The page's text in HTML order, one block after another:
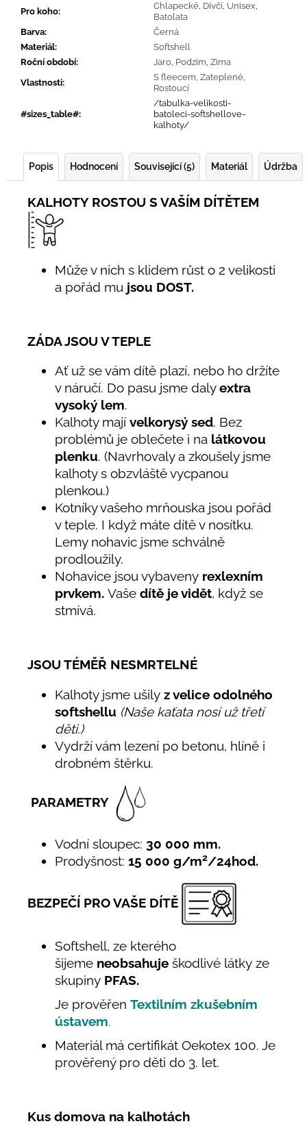
Pro koho:
Chlapecké, Dívčí, Unisex,
Batolata
Barva:
Černá
Materiál:
Softshell
Roční období: Jaro, Podzim, Zima
Vlastnosti:
S fleecem, Zateplené,
Rostoucí
#sizes_table#:
/tabulka-velikosti-
batoleci-softshellove-
kalhoty/
Popis Hodnocení Související (5) Materiál Údržba
KALHOTY ROSTOU S VAŠÍM DÍTĚTEM
Může v nich s klidem růst o 2 velikosti
a pořád mu jsou DOST.
ZÁDA JSOU V TEPLE
Ať už se vám dítě plazí, nebo ho držíte
v náručí. Do pasu jsme dalyextra
vysoký lem.
Kalhoty mají velkorysý sed. Bez
problémů je oblečete i na látkovou
plenku. (Navrhovaly a zkoušely jsme
kalhoty s obzvláště vycpanou
plenkou.)
Kotníky vašeho mrňouska jsou pořád
v teple. I když máte dítě v nosítku.
Lemy nohavic jsme schválně
prodloužily.
Nohavice jsou vybaveny rexlexním
prvkem. Vaše dítě je vidět, když se
stmívá.
JSOU TÉMĚŘ NESMRTELNÉ
Kalhoty jsme ušily z velice odolného
softshellu (Naše kaťata nosí už třetí
děti.)
Vydrží vám lezení po betonu, hlíně i
drobném štěrku.
PARAMETRY
Vodní sloupec: 30 000 mm.
Prodyšnost: 15 000 g/m2/24hod.
BEZPEČÍ PRO VAŠE DÍTĚ
Softshell, ze kterého
šijeme neobsahuje škodlivé látky ze
skupiny PFAS.
Je prověřen Textilním zkušebním
ústavem.
Materiál má certifikát Oekotex 100. Je
prověřený pro děti do 3. let.
Kus domova na kalhotách